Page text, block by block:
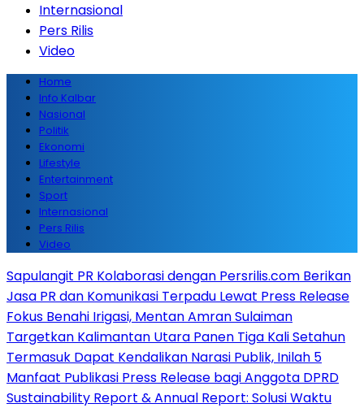
Internasional
Pers Rilis
Video
Home
Info Kalbar
Nasional
Politik
Ekonomi
Lifestyle
Entertainment
Sport
Internasional
Pers Rilis
Video
Sapulangit PR Kolaborasi dengan Persrilis.com Berikan
Jasa PR dan Komunikasi Terpadu Lewat Press Release
Fokus Benahi Irigasi, Mentan Amran Sulaiman
Targetkan Kalimantan Utara Panen Tiga Kali Setahun
Termasuk Dapat Kendalikan Narasi Publik, Inilah 5
Manfaat Publikasi Press Release bagi Anggota DPRD
Sustainability Report & Annual Report: Solusi Waktu